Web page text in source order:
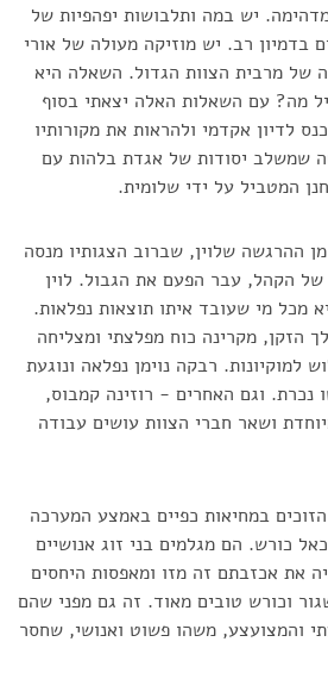
יש במה ותלבושות יפהפיות של
בדמיון רב. יש מוזיקה מעולה של אורי
של מרבית הצוות הגדול. השאלה היא
מה? עם השאלות האלה יצאתי בסוף
לדיון אקדמי ולהראות את מקורותיו
שמשלב יסודות של אגדת בלהות עם
המטביל על ידי שלומית.
ההרגשה שלוין, שברוב הצגותיו מנסה
של הקהל, עבר הפעם את הגבול. לוין
מכל מי שעובד איתו תוצאות נפלאות.
הזקן, מקרינה כוח מפלצתי ומצליחה
למוקיונות. רבקה נוימן נפלאה ונוגעת
וגם האחרים - רוזינה קמבוס,
ושאר חברי הצוות עושים עבודה
במחיאות כפיים באמצע המערכה
כורש. הם מגלמים בני זוג אנושיים
את אכזבתם זה מזו ומאפסות היחסים
וכורש טובים מאוד. זה גם מפני שהם
והמצועצע, משהו פשוט ואנושי, שחסר